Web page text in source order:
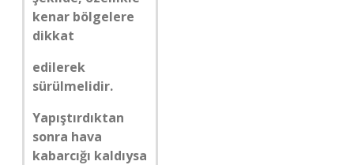
kenar bölgelere
dikkat
edilerek
sürülmelidir.
Yapıştırdıktan
sonra hava
kabarcığı kaldıysa